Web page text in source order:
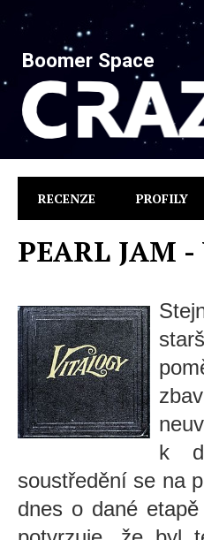
Boomer Space
RECENZE PROFILY
PEARL JAM
k
soustředění se na
dnes o dané